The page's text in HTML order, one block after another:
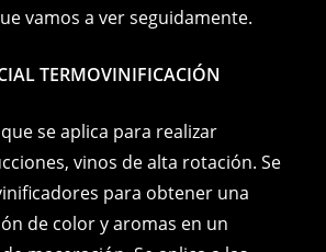
vamos a ver seguidamente.
TERMOVINIFICACIÓN
se aplica para realizar
vinos de alta rotación. Se
para obtener una
de color y aromas en un